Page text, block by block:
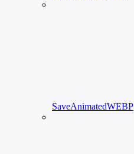
SaveAnimatedWEBP